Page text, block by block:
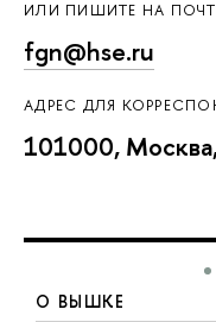
ИЛИ ПИШИТЕ НА
fgn@hse.ru
АДРЕС ДЛЯ
101000,
О ВЫШКЕ